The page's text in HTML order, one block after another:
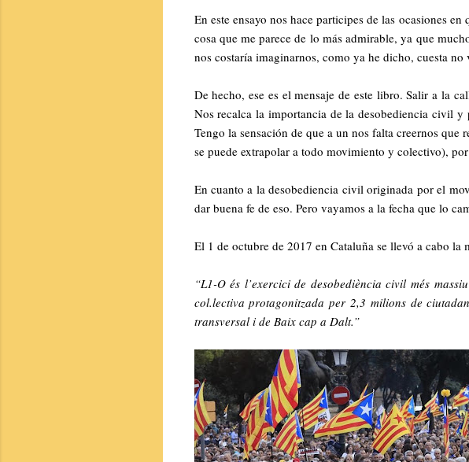
En este ensayo nos hace participes de las ocasiones
cosa que me parece de lo más admirable, ya que
nos costaría imaginarnos, como ya he dicho, cuesta
De hecho, ese es el mensaje de este libro. Salir a la
Nos recalca la importancia de la desobediencia civil
Tengo la sensación de que a un nos falta creernos
se puede extrapolar a todo movimiento y colectivo),
En cuanto a la desobediencia civil originada por el
dar buena fe de eso. Pero vayamos a la fecha que lo
El 1 de octubre de 2017 en Cataluña se llevó a cabo
“L1-O és l’exercici de desobediència civil més
col.lectiva protagonitzada per 2,3 milions de
transversal i de Baix cap a Dalt.”